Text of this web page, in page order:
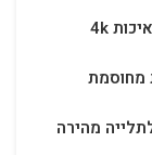
התמונה מודפסת ישירות על הזכוכית באיכות 4k
מחוסמת
הכולל 4-6 חורים לתלייה מהירה